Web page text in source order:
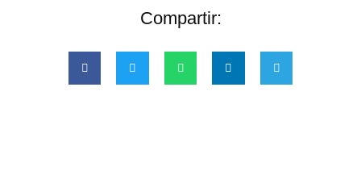
Compartir: